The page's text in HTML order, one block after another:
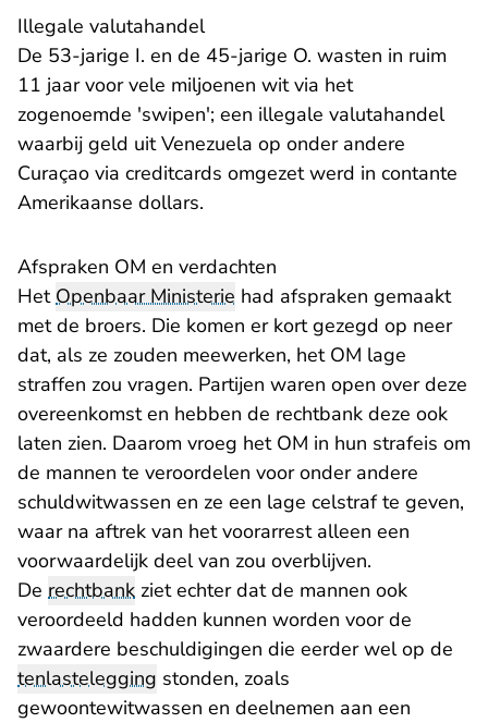
Illegale valutahandel
De 53-jarige I. en de 45-jarige O. wasten in ruim
11 jaar voor vele miljoenen wit via het
zogenoemde 'swipen'; een illegale valutahandel
waarbij geld uit Venezuela op onder andere
Curaçao via creditcards omgezet werd in contante
Amerikaanse dollars.
Afspraken OM en verdachten
HetOpenbaar Ministerie had afspraken gemaakt
met de broers. Die komen er kort gezegd op neer
dat, als ze zouden meewerken, het OM lage
straffen zou vragen. Partijen waren open over deze
overeenkomst en hebben de rechtbank deze ook
laten zien. Daarom vroeg het OM in hun strafeis om
de mannen te veroordelen voor onder andere
schuldwitwassen en ze een lage celstraf te geven,
waar na aftrek van het voorarrest alleen een
voorwaardelijk deel van zou overblijven.
De rechtbank ziet echter dat de mannen ook
veroordeeld hadden kunnen worden voor de
zwaardere beschuldigingen die eerder wel op de
tenlastelegging stonden, zoals
gewoontewitwassen en deelnemen aan een